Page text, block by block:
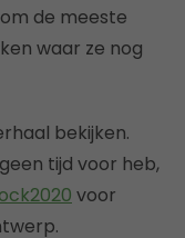
de meeste
waar ze nog
bekijken.
tijd voor heb,
voor